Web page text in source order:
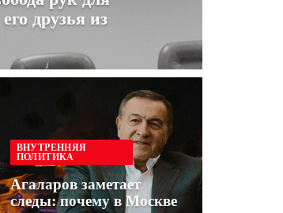
друзья из
ВНУТРЕННЯЯ
ПОЛИТИКА
Агаларов заметает
следы: почему в Москве